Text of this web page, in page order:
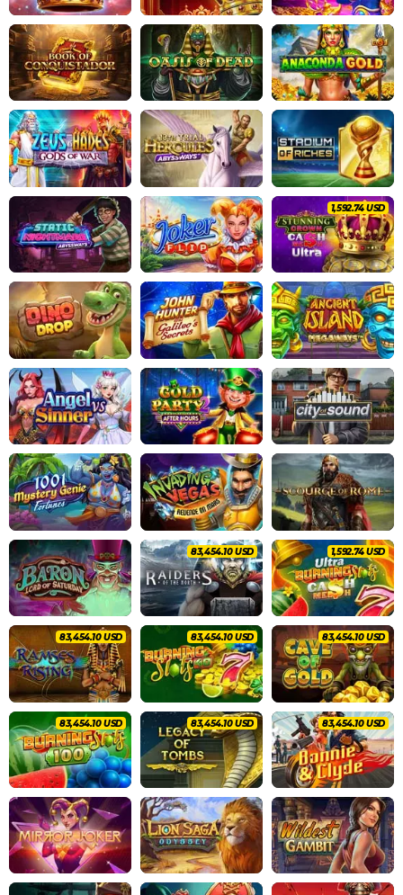
1,676.54 USD
87,846.40 USD 1,676.54 USD
87,846.40 USD 87,846.40 USD 87,846.40 USD
87,846.40 USD 87,846.40 USD 87,846.40 USD